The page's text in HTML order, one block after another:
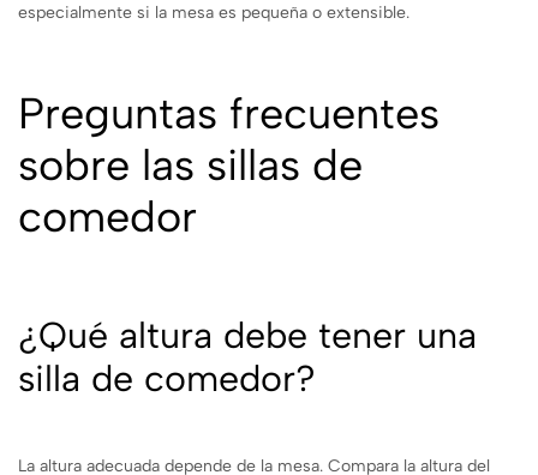
especialmente si la mesa es pequeña o extensible.
Preguntas frecuentes
sobre las sillas de
comedor
¿Qué altura debe tener una
silla de comedor?
La altura adecuada depende de la mesa. Compara la altura del